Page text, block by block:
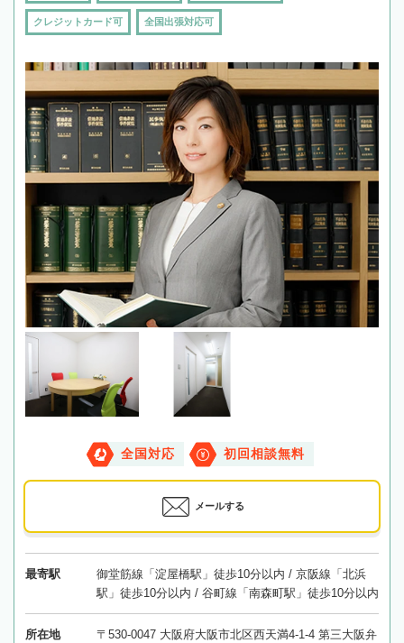
クレジットカード可 全国出張対応可
全国対応 初回相談無料
メールする
最寄駅
御堂筋線「淀屋橋駅」徒歩10分以内 / 京阪線「北浜
駅」徒歩10分以内 / 谷町線「南森町駅」徒歩10分以内
所在地
〒530-0047 大阪府大阪市北区西天満4-1-4 第三大阪弁